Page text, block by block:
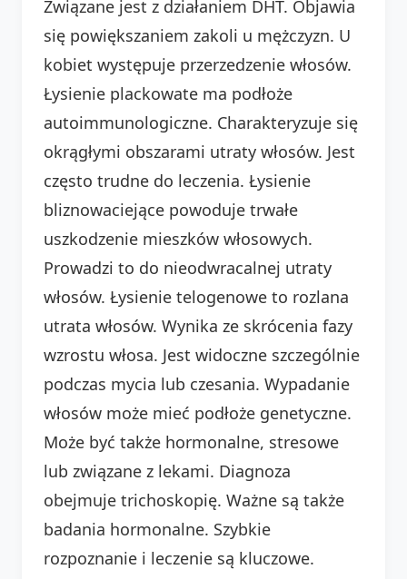
Związane jest z działaniem DHT. Objawia
się powiększaniem zakoli u mężczyzn. U
kobiet występuje przerzedzenie włosów.
Łysienie plackowate ma podłoże
autoimmunologiczne. Charakteryzuje się
okrągłymi obszarami utraty włosów. Jest
często trudne do leczenia. Łysienie
bliznowaciejące powoduje trwałe
uszkodzenie mieszków włosowych.
Prowadzi to do nieodwracalnej utraty
włosów. Łysienie telogenowe to rozlana
utrata włosów. Wynika ze skrócenia fazy
wzrostu włosa. Jest widoczne szczególnie
podczas mycia lub czesania. Wypadanie
włosów może mieć podłoże genetyczne.
Może być także hormonalne, stresowe
lub związane z lekami. Diagnoza
obejmuje trichoskopię. Ważne są także
badania hormonalne. Szybkie
rozpoznanie i leczenie są kluczowe.